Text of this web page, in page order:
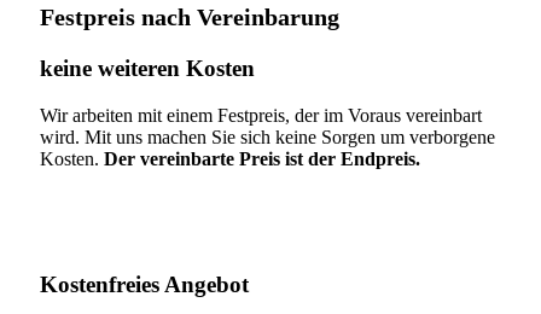
Festpreis nach Vereinbarung
keine weiteren Kosten
Wir arbeiten mit einem Festpreis, der im Voraus vereinbart
wird. Mit uns machen Sie sich keine Sorgen um verborgene
Kosten. Der vereinbarte Preis ist der Endpreis.
Kostenfreies Angebot